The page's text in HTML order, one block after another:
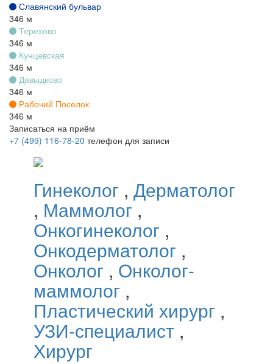
Славянский бульвар
346 м
Терехово
346 м
Кунцевская
346 м
Давыдково
346 м
Рабочий Посёлок
346 м
Записаться на приём
+7 (499) 116-78-20 телефон для записи
Гинеколог , Дерматолог
, Маммолог,
Онкогинеколог ,
Онкодерматолог ,
Онколог , Онколог-
маммолог ,
Пластический хирург ,
УЗИ-специалист ,
Хирург